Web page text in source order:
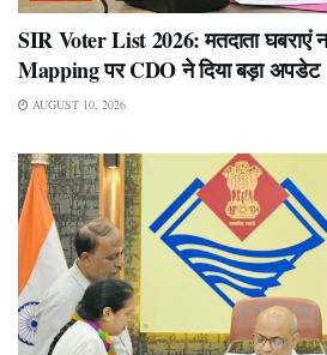
SIR Voter List 2026: मतदाता
Mapping पर CDO ने दिया बड़ा अपडेट
AUGUST 10, 2026